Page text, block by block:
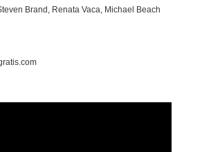
Brand, Renata Vaca, Michael Beach